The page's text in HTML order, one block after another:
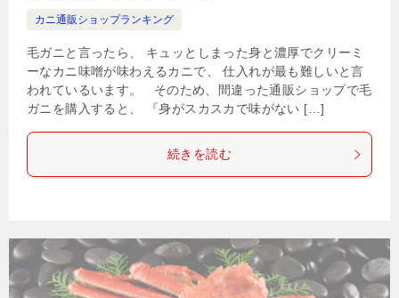
カニ通販ショップランキング
毛ガニと言ったら、 キュッとしまった身と濃厚でクリーミ
ーなカニ味噌が味わえるカニで、 仕入れが最も難しいと言
われているいます。 そのため、間違った通販ショップで毛
ガニを購入すると、 『身がスカスカで味がない […]
続きを読む